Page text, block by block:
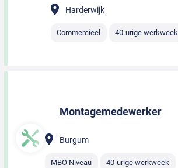
Harderwijk
Commercieel 40-urige werkweek
Montagemedewerker
Burgum
MBO Niveau 40-urige werkweek